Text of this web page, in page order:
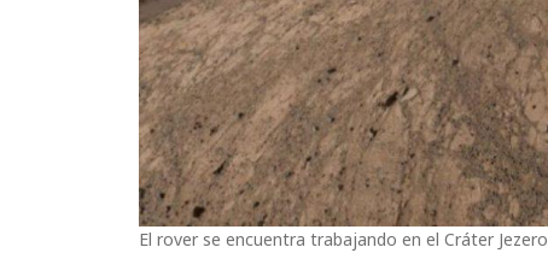
El rover se encuentra trabajando en el Cráter Jezero